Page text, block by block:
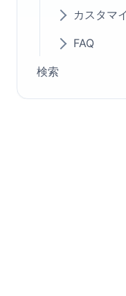
カスタマ
FAQ
検索